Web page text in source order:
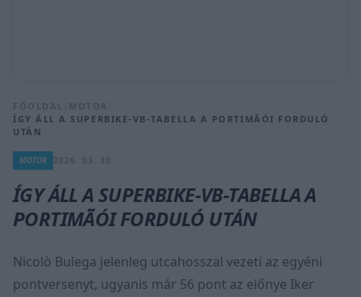
FŐOLDAL MOTOR
ÍGY ÁLL A SUPERBIKE-VB-TABELLA A PORTIMÃÓI FORDULÓ
UTÁN
MOTOR
ÍGY ÁLL A SUPERBIKE-VB-TABELLA A
PORTIMÃÓI FORDULÓ UTÁN
Nicolò Bulega jelenleg utcahosszal vezeti az egyéni
pontversenyt, ugyanis már 56 pont az előnye Iker